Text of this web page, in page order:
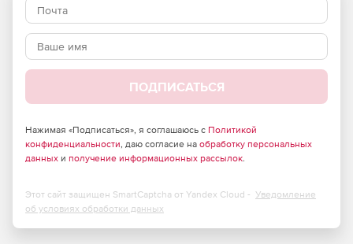
Удаленное управление системами под управлением
Windows, Mac OS X и Linux.
Удаленное управление через Интернет
компьютерами с Windows за пределами
Чат, снимки экрана, передача файлов и общий доступ
к экрану с конечным пользователем в ходе сеансов
Автоматическая установка и настройка удаленных
ПОДПИСАТЬСЯ
Нажимая «Подписаться», я соглашаюсь с Политикой
конфиденциальности, даю согласие на обработку персональных
данных и получение информационных рассылок.
Этот сайт защищен SmartCaptcha от Yandex Cloud - Уведомление
об условиях обработки данных